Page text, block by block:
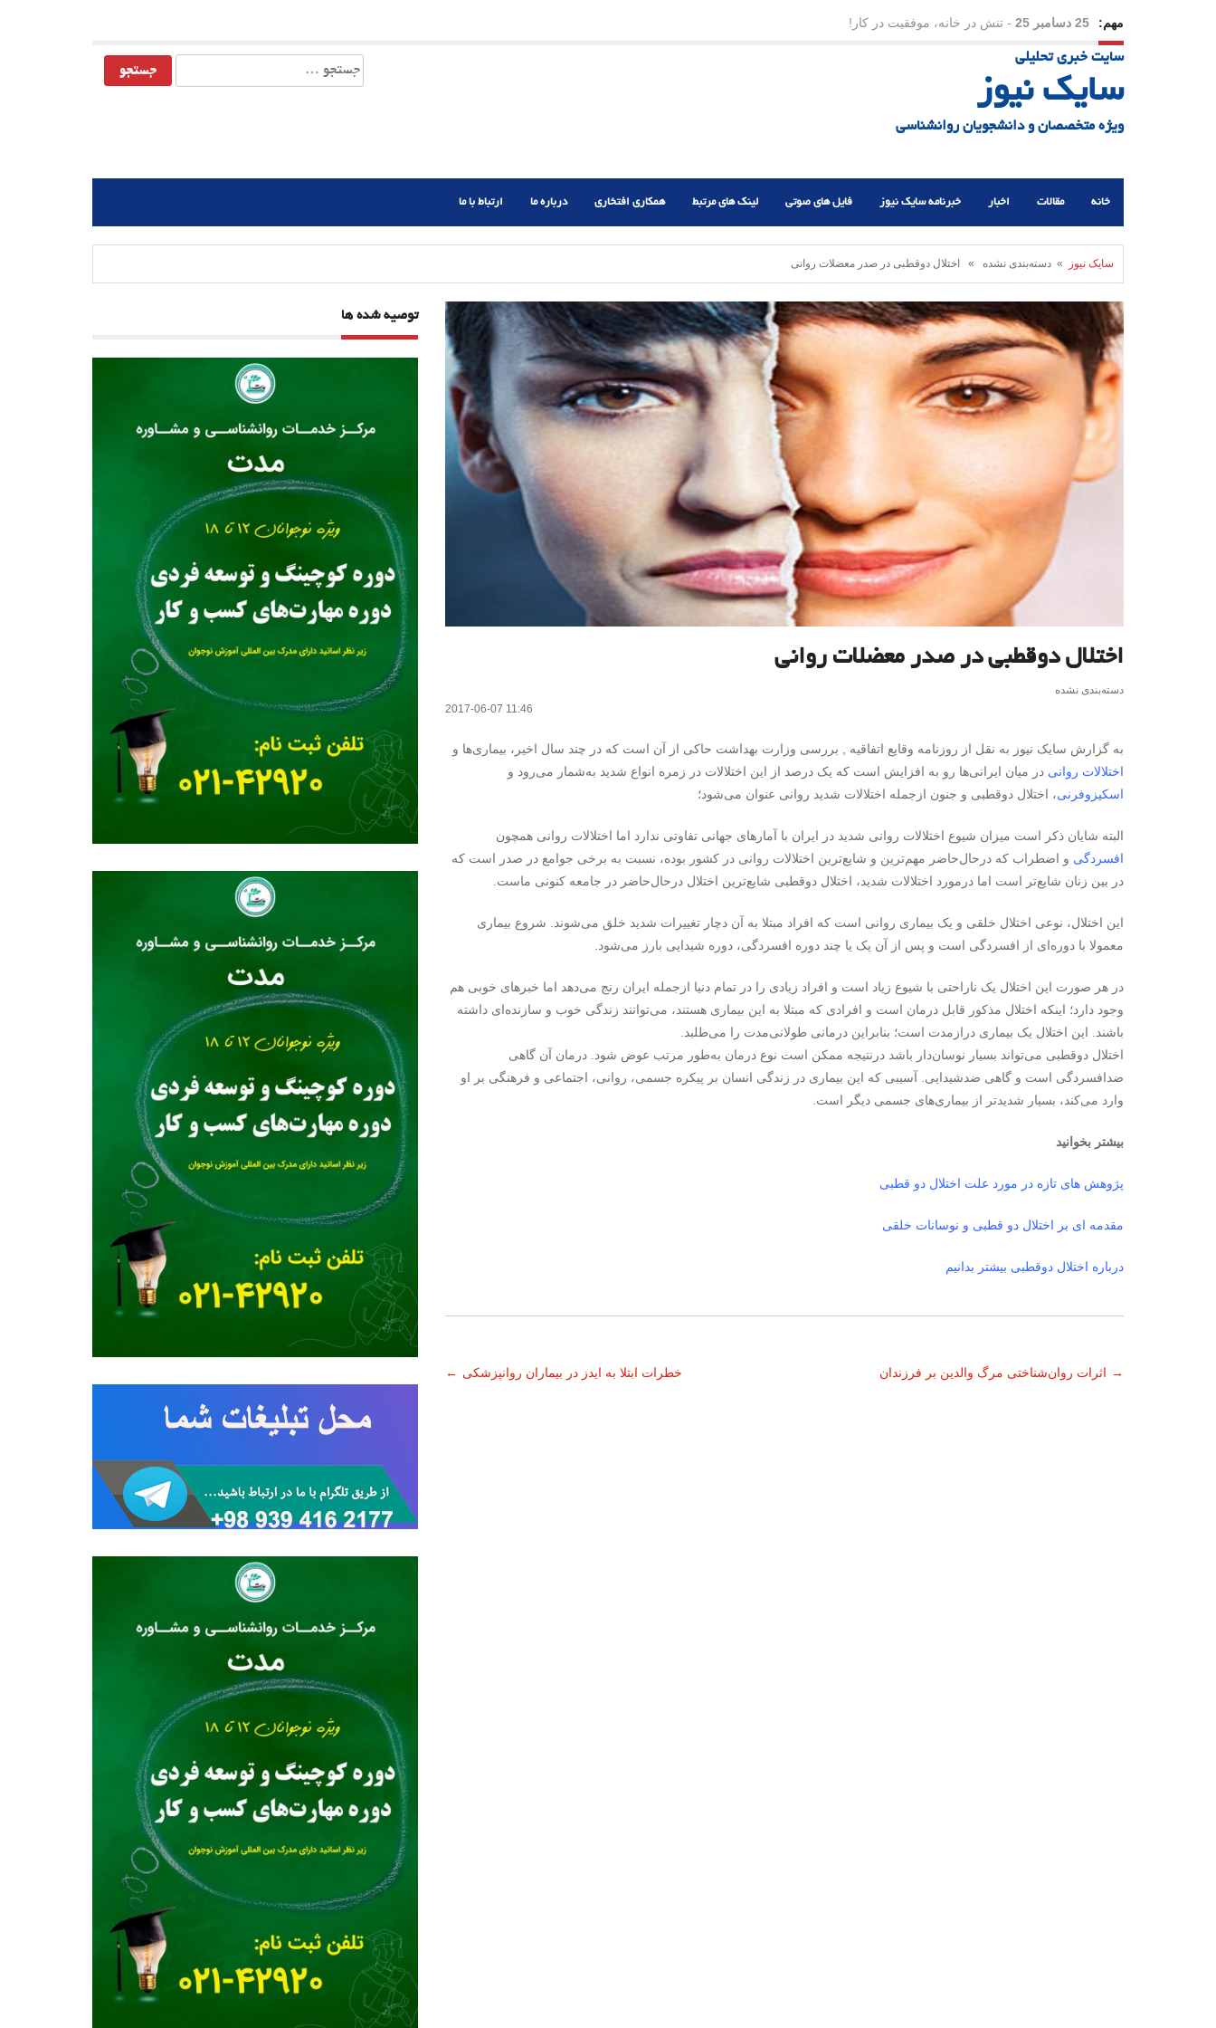
مهم: 23 دسامبر 25 - چرا اراده می‌کنیم ولی شکست می‌خوریم؟
21 دسامبر 25
سایت خبری تحلیلی
سایک نیوز
ویژه متخصصان و دانشجویان روانشناسی
جستجو
برای:
خانه مقالات اخبار خبرنامه سایک نیوز فایل های صوتی لینک های مرتبط همکاری افتخاری درباره ما ارتباط با ما
سایک نیوز » دسته‌بندی نشده » اختلال دوقطبی در صدر معضلات روانی
اختلال دوقطبی در صدر معضلات روانی
دسته‌بندی نشده
2017-06-07 11:46
به گزارش سایک نیوز به نقل از روزنامه وقایع اتفاقیه , بررسی وزارت بهداشت حاکی از آن است که در چند سال اخیر، بیماری‌ها و
اختلالات روانی در میان ایرانی‌ها رو به افزایش است که یک درصد از این اختلالات در زمره انواع شدید به‌شمار می‌رود و
اسکیزوفرنی، اختلال دوقطبی و جنون ازجمله اختلالات شدید روانی عنوان می‌شود؛
البته شایان ذکر است میزان شیوع اختلالات روانی شدید در ایران با آمارهای جهانی تفاوتی ندارد اما اختلالات روانی همچون
افسردگی و اضطراب که درحال‌حاضر مهم‌ترین و شایع‌ترین اختلالات روانی در کشور بوده، نسبت به برخی جوامع در صدر است که
در بین زنان شایع‌تر است اما درمورد اختلالات شدید، اختلال دوقطبی شایع‌ترین اختلال درحال‌حاضر در جامعه کنونی ماست.
این اختلال، نوعی اختلال خلقی و یک بیماری روانی است که افراد مبتلا به آن دچار تغییرات شدید خلق می‌شوند. شروع بیماری
معمولا با دوره‌ای از افسردگی است و پس از آن یک یا چند دوره افسردگی، دوره شیدایی بارز می‌شود.
در هر صورت این اختلال یک ناراحتی با شیوع زیاد است و افراد زیادی را در تمام دنیا ازجمله ایران رنج می‌دهد اما خبرهای خوبی هم
وجود دارد؛ اینکه اختلال مذکور قابل درمان است و افرادی که مبتلا به این بیماری هستند، می‌توانند زندگی خوب و سازنده‌ای داشته
باشند. این اختلال یک بیماری درازمدت است؛ بنابراین درمانی طولانی‌مدت را می‌طلبد.
اختلال دوقطبی می‌تواند بسیار نوسان‌دار باشد درنتیجه ممکن است نوع درمان به‌طور مرتب عوض شود. درمان آن گاهی
ضدافسردگی است و گاهی ضدشیدایی. آسیبی که این بیماری در زندگی انسان بر پیکره جسمی، روانی، اجتماعی و فرهنگی بر او
وارد می‌کند، بسیار شدیدتر از بیماری‌های جسمی دیگر است.
بیشتر بخوانید
پژوهش های تازه در مورد علت اختلال دو قطبی
مقدمه ای بر اختلال دو قطبی و نوسانات خلقی
درباره اختلال دوقطبی بیشتر بدانیم
ناوبری
← خطرات ابتلا به ایدز در بیماران روانپزشکی اثرات روان‌شناختی مرگ والدین بر فرزندان →
توصیه شده ها